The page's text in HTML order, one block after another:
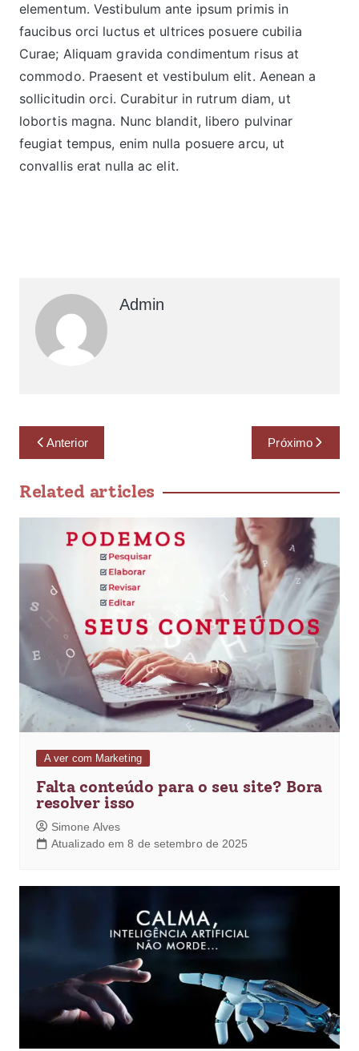
elementum. Vestibulum ante ipsum primis in
faucibus orci luctus et ultrices posuere cubilia
Curae; Aliquam gravida condimentum risus at
commodo. Praesent et vestibulum elit. Aenean a
sollicitudin orci. Curabitur in rutrum diam, ut
lobortis magna. Nunc blandit, libero pulvinar
feugiat tempus, enim nulla posuere arcu, ut
convallis erat nulla ac elit.
Admin
Anterior Próximo
Related articles
A ver com Marketing
Falta conteúdo para o seu site? Bora
resolver isso
Simone Alves
Atualizado em 8 de setembro de 2025